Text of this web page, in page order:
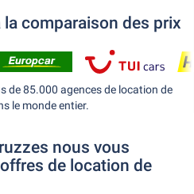
comparaison des prix
de 85.000 agences de location de
le monde entier.
nous vous
de location de